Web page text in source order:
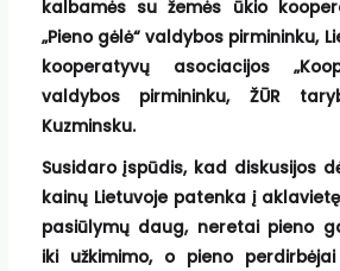
kalbamės su žemės ūkio
„Pieno gėlė“ valdybos pirmininku,
kooperatyvų asociacijos
valdybos pirmininku, ŽŪR
Kuzminsku.
Susidaro įspūdis, kad diskusijos
kainų Lietuvoje patenka į
pasiūlymų daug, neretai pieno
iki užkimimo, o pieno